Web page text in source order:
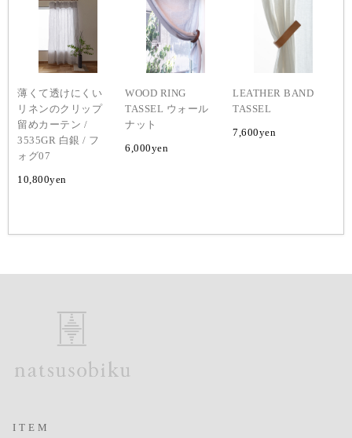
薄くて透けにくい
リネンのクリップ
留めカーテン /
3535GR 白銀 / フ
ォグ07
10,800yen
WOOD RING
TASSEL ウォール
ナット
6,000yen
LEATHER BAND
TASSEL
7,600yen
ITEM